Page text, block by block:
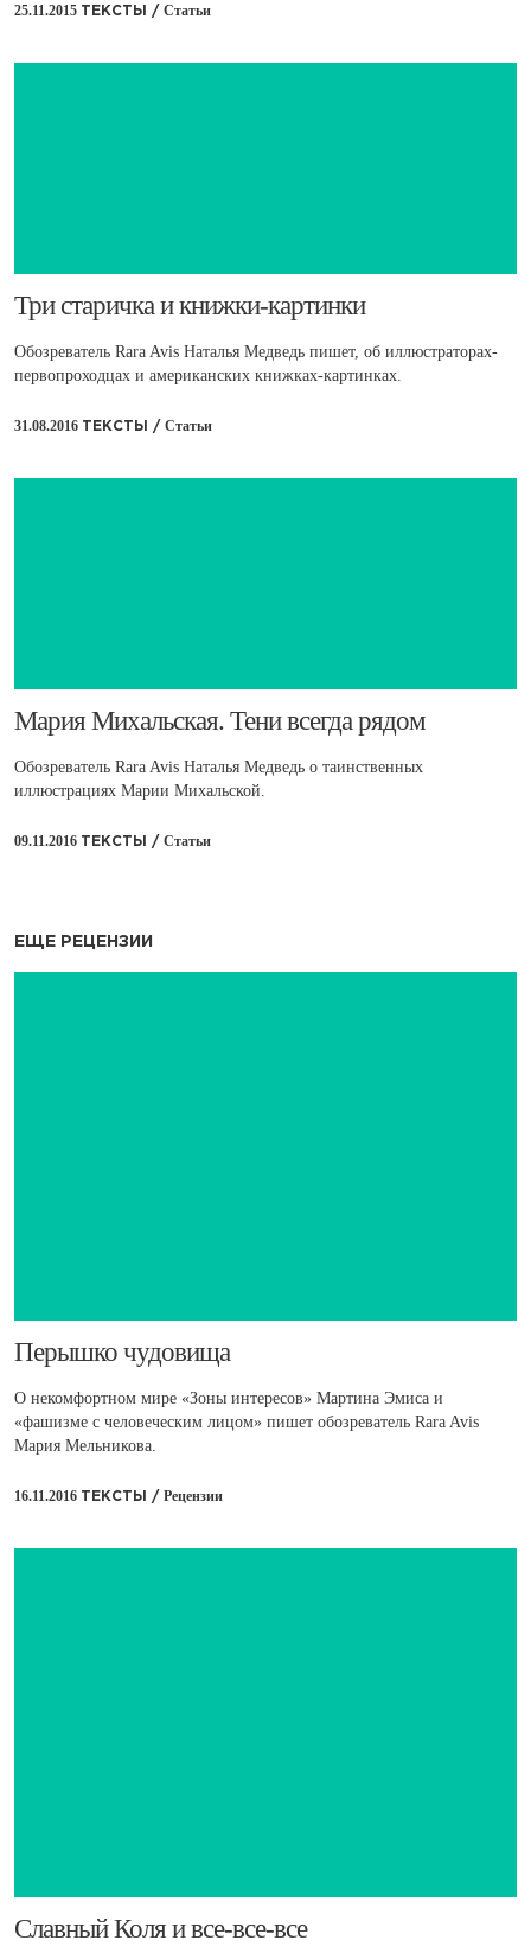
25.11.2015 ТЕКСТЫ / Статьи
​Три старичка и книжки-картинки
Обозреватель Rara Avis Наталья Медведь пишет, об иллюстраторах-
первопроходцах и американских книжках-картинках.
31.08.2016 ТЕКСТЫ / Статьи
М​ария Михальская. Тени всегда рядом
Обозреватель Rara Avis Наталья Медведь о таинственных
иллюстрациях Марии Михальской.
09.11.2016 ТЕКСТЫ / Статьи
ЕЩЕ РЕЦЕНЗИИ
​Перышко чудовища
О некомфортном мире «Зоны интересов» Мартина Эмиса и
«фашизме с человеческим лицом» пишет обозреватель Rara Avis
Мария Мельникова.
16.11.2016 ТЕКСТЫ / Рецензии
​Славный Коля и все-все-все